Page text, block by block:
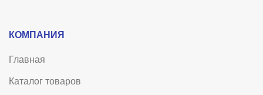
КОМПАНИЯ
Главная
Каталог товаров